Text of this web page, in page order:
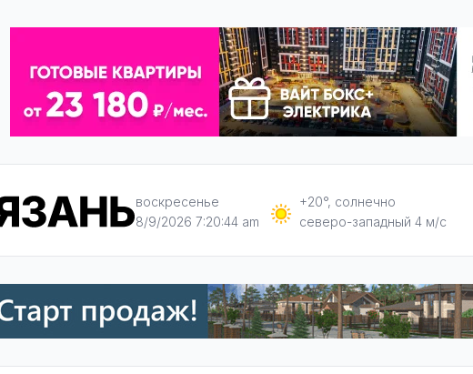
воскресенье
8/9/2026 7:20:45 am
+20°, солнечно
северо-западный 4 м/с